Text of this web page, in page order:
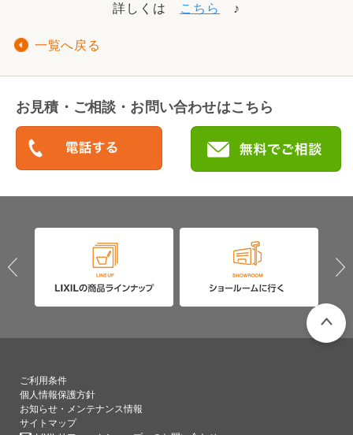
詳しくは こちら ♪
一覧へ戻る
お見積・ご相談・お問い合わせはこちら
ご利用条件
個人情報保護方針
お知らせ・メンテナンス情報
サイトマップ